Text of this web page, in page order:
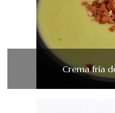
Crema fría